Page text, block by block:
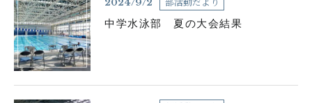
在校生用書式ダウンロード
塾の皆様へ
2024/9/2
中学水泳部 夏の大会結果